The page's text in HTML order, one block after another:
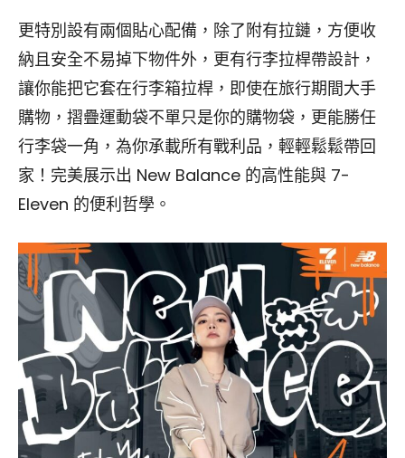
更特別設有兩個貼心配備，除了附有拉鏈，方便收
納且安全不易掉下物件外，更有行李拉桿帶設計，
讓你能把它套在行李箱拉桿，即使在旅行期間大手
購物，摺疊運動袋不單只是你的購物袋，更能勝任
行李袋一角，為你承載所有戰利品，輕輕鬆鬆帶回
家！完美展示出 New Balance 的高性能與 7-
Eleven 的便利哲學。